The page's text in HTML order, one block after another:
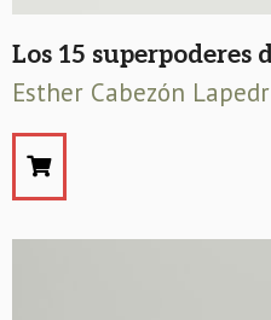
Los 15
Esther Cabezón